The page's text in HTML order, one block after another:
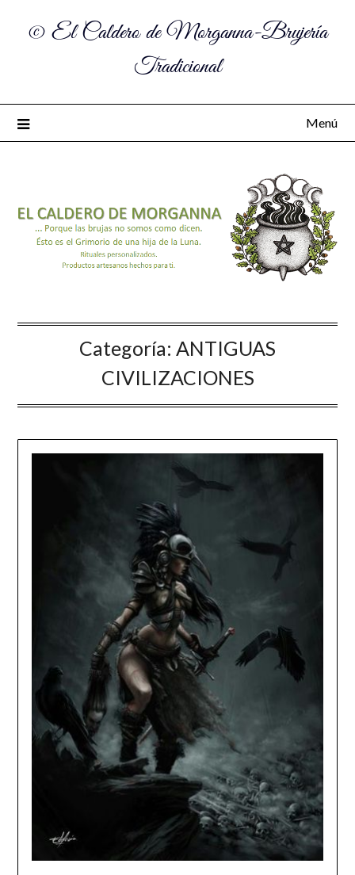
© El Caldero de Morganna-Brujería
Tradicional
Menú
Categoría: ANTIGUAS
CIVILIZACIONES